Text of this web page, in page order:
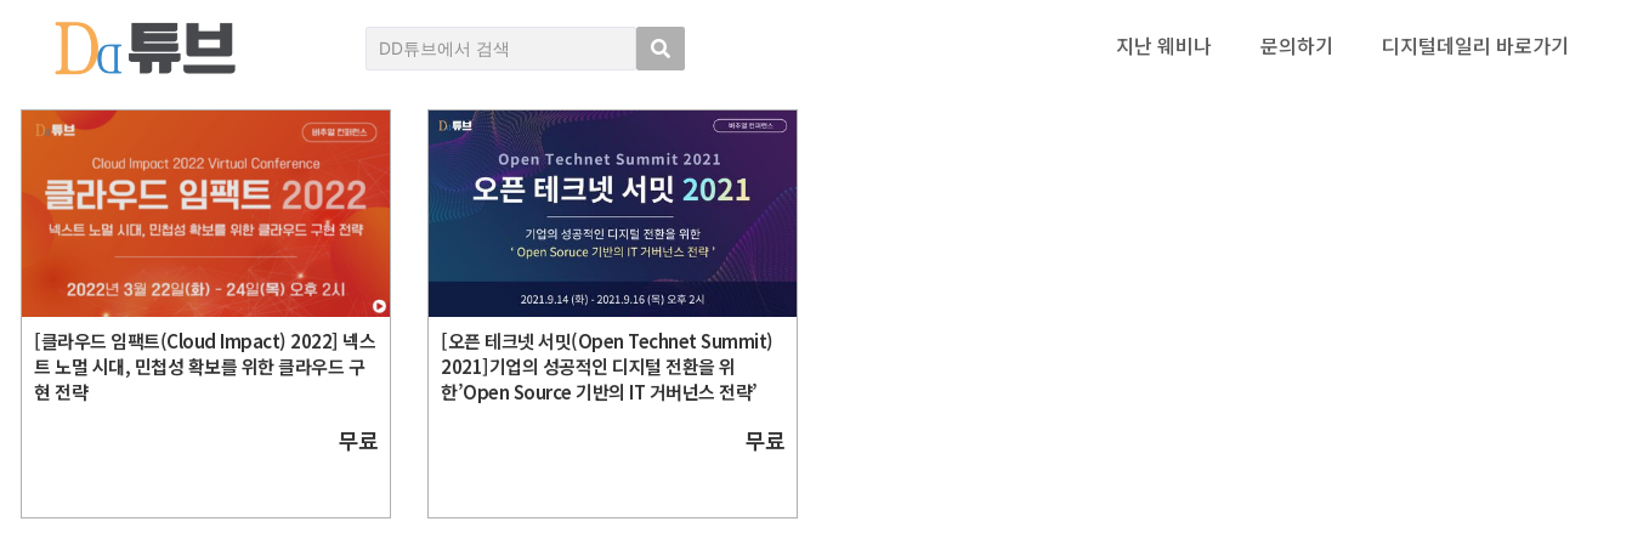
지난 웨비나 문의하기 디지털데일리 바로가기
[클라우드 임팩트(Cloud Impact) 2022] 넥스
트 노멀 시대, 민첩성 확보를 위한 클라우드 구
현 전략
무료
[오픈 테크넷 서밋(Open Technet Summit)
2021]기업의 성공적인 디지털 전환을 위
한’Open Source 기반의 IT 거버넌스 전략’
무료